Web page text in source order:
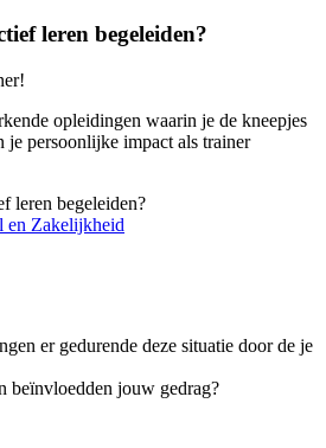
leren begeleiden?
opleidingen waarin je de kneepjes
je persoonlijke impact als trainer
en Zakelijkheid
er gedurende deze situatie door de je
beïnvloedden jouw gedrag?